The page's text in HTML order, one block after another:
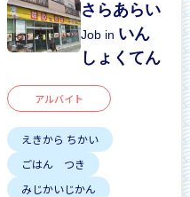
さらあらい
Job in いん
しょくてん
アルバイト
えきから ちかい
ごはん つき
みじかいじかん